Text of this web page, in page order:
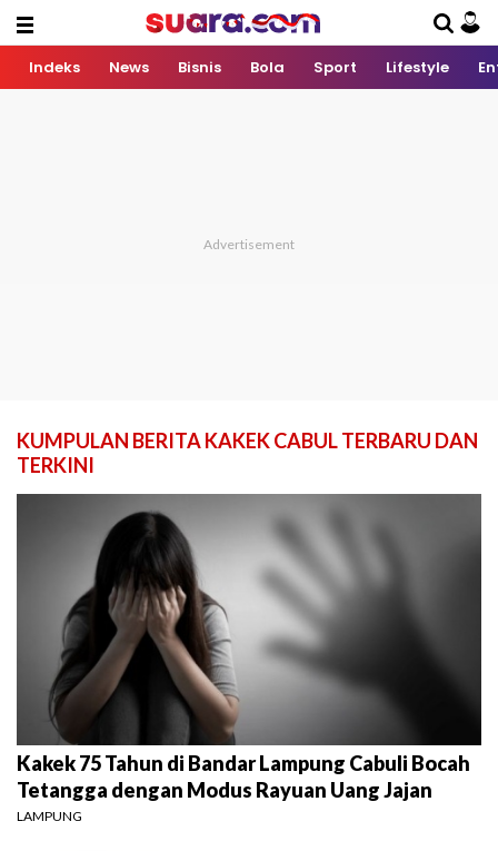
Indeks News Bisnis Bola Sport Lifestyle
KUMPULAN BERITA KAKEK CABUL TERBARU DAN
TERKINI
Kakek 75 Tahun di Bandar Lampung Cabuli Bocah
Tetangga dengan Modus Rayuan Uang Jajan
LAMPUNG